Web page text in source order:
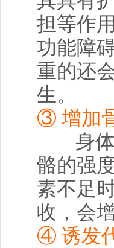
担等作
功能障
重的还
生。
③ 增加
身
骼的强
素不足
收，会
④ 诱发